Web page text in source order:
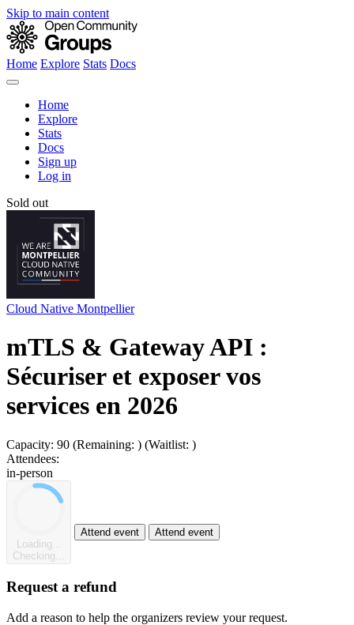
Skip to main content
Home Explore Stats Docs
Home
Explore
Stats
Docs
Sign up
Log in
Sold out
Cloud Native Montpellier
mTLS & Gateway API :
Sécuriser et exposer vos
services en 2026
Capacity: 90 (Remaining: ) (Waitlist: )
Attendees:
in-person
Loading...
Checking...
Attend event Attend event
Request a refund
Add a reason to help the organizers review your request.